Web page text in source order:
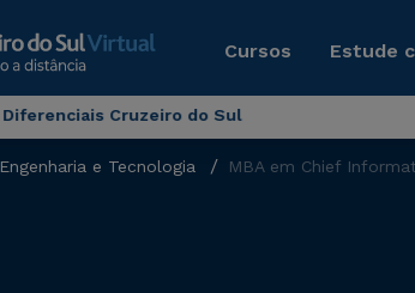
Cursos Estude
Diferenciais Cruzeiro do Sul
Engenharia e Tecnologia MBA em Chief